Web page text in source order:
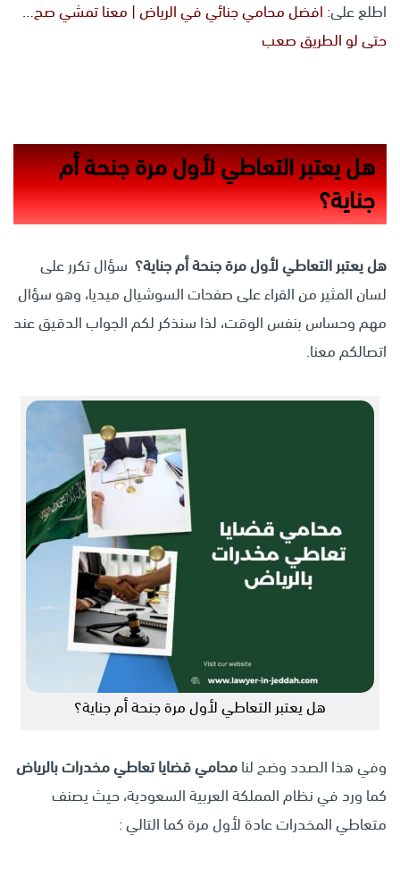
اطلع على: افضل محامي جنائي في الرياض | معنا تمشي صح…
حتى لو الطريق صعب
هل يعتبر التعاطي لأول مرة جنحة أم
جناية؟
هل يعتبر التعاطي لأول مرة جنحة أم جناية؟ سؤال تكرر على
لسان المثير من القراء على صفحات السوشيال ميديا، وهو سؤال
مهم وحساس بنفس الوقت، لذا سنذكر لكم الجواب الدقيق عند
اتصالكم معنا.
هل يعتبر التعاطي لأول مرة جنحة أم جناية؟
وفي هذا الصدد وضح لنامحامي قضايا تعاطي مخدرات بالرياض
كما ورد في نظام المملكة العربية السعودية، حيث يصنف
متعاطي المخدرات عادة لأول مرة كما التالي :